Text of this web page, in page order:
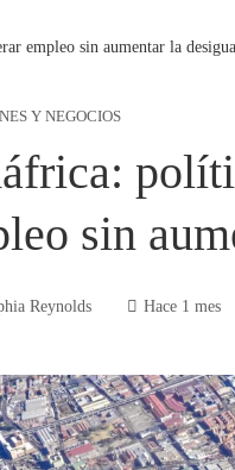
empleo sin aumentar la
Y NEGOCIOS
sin
Reynolds Hace 1 mes